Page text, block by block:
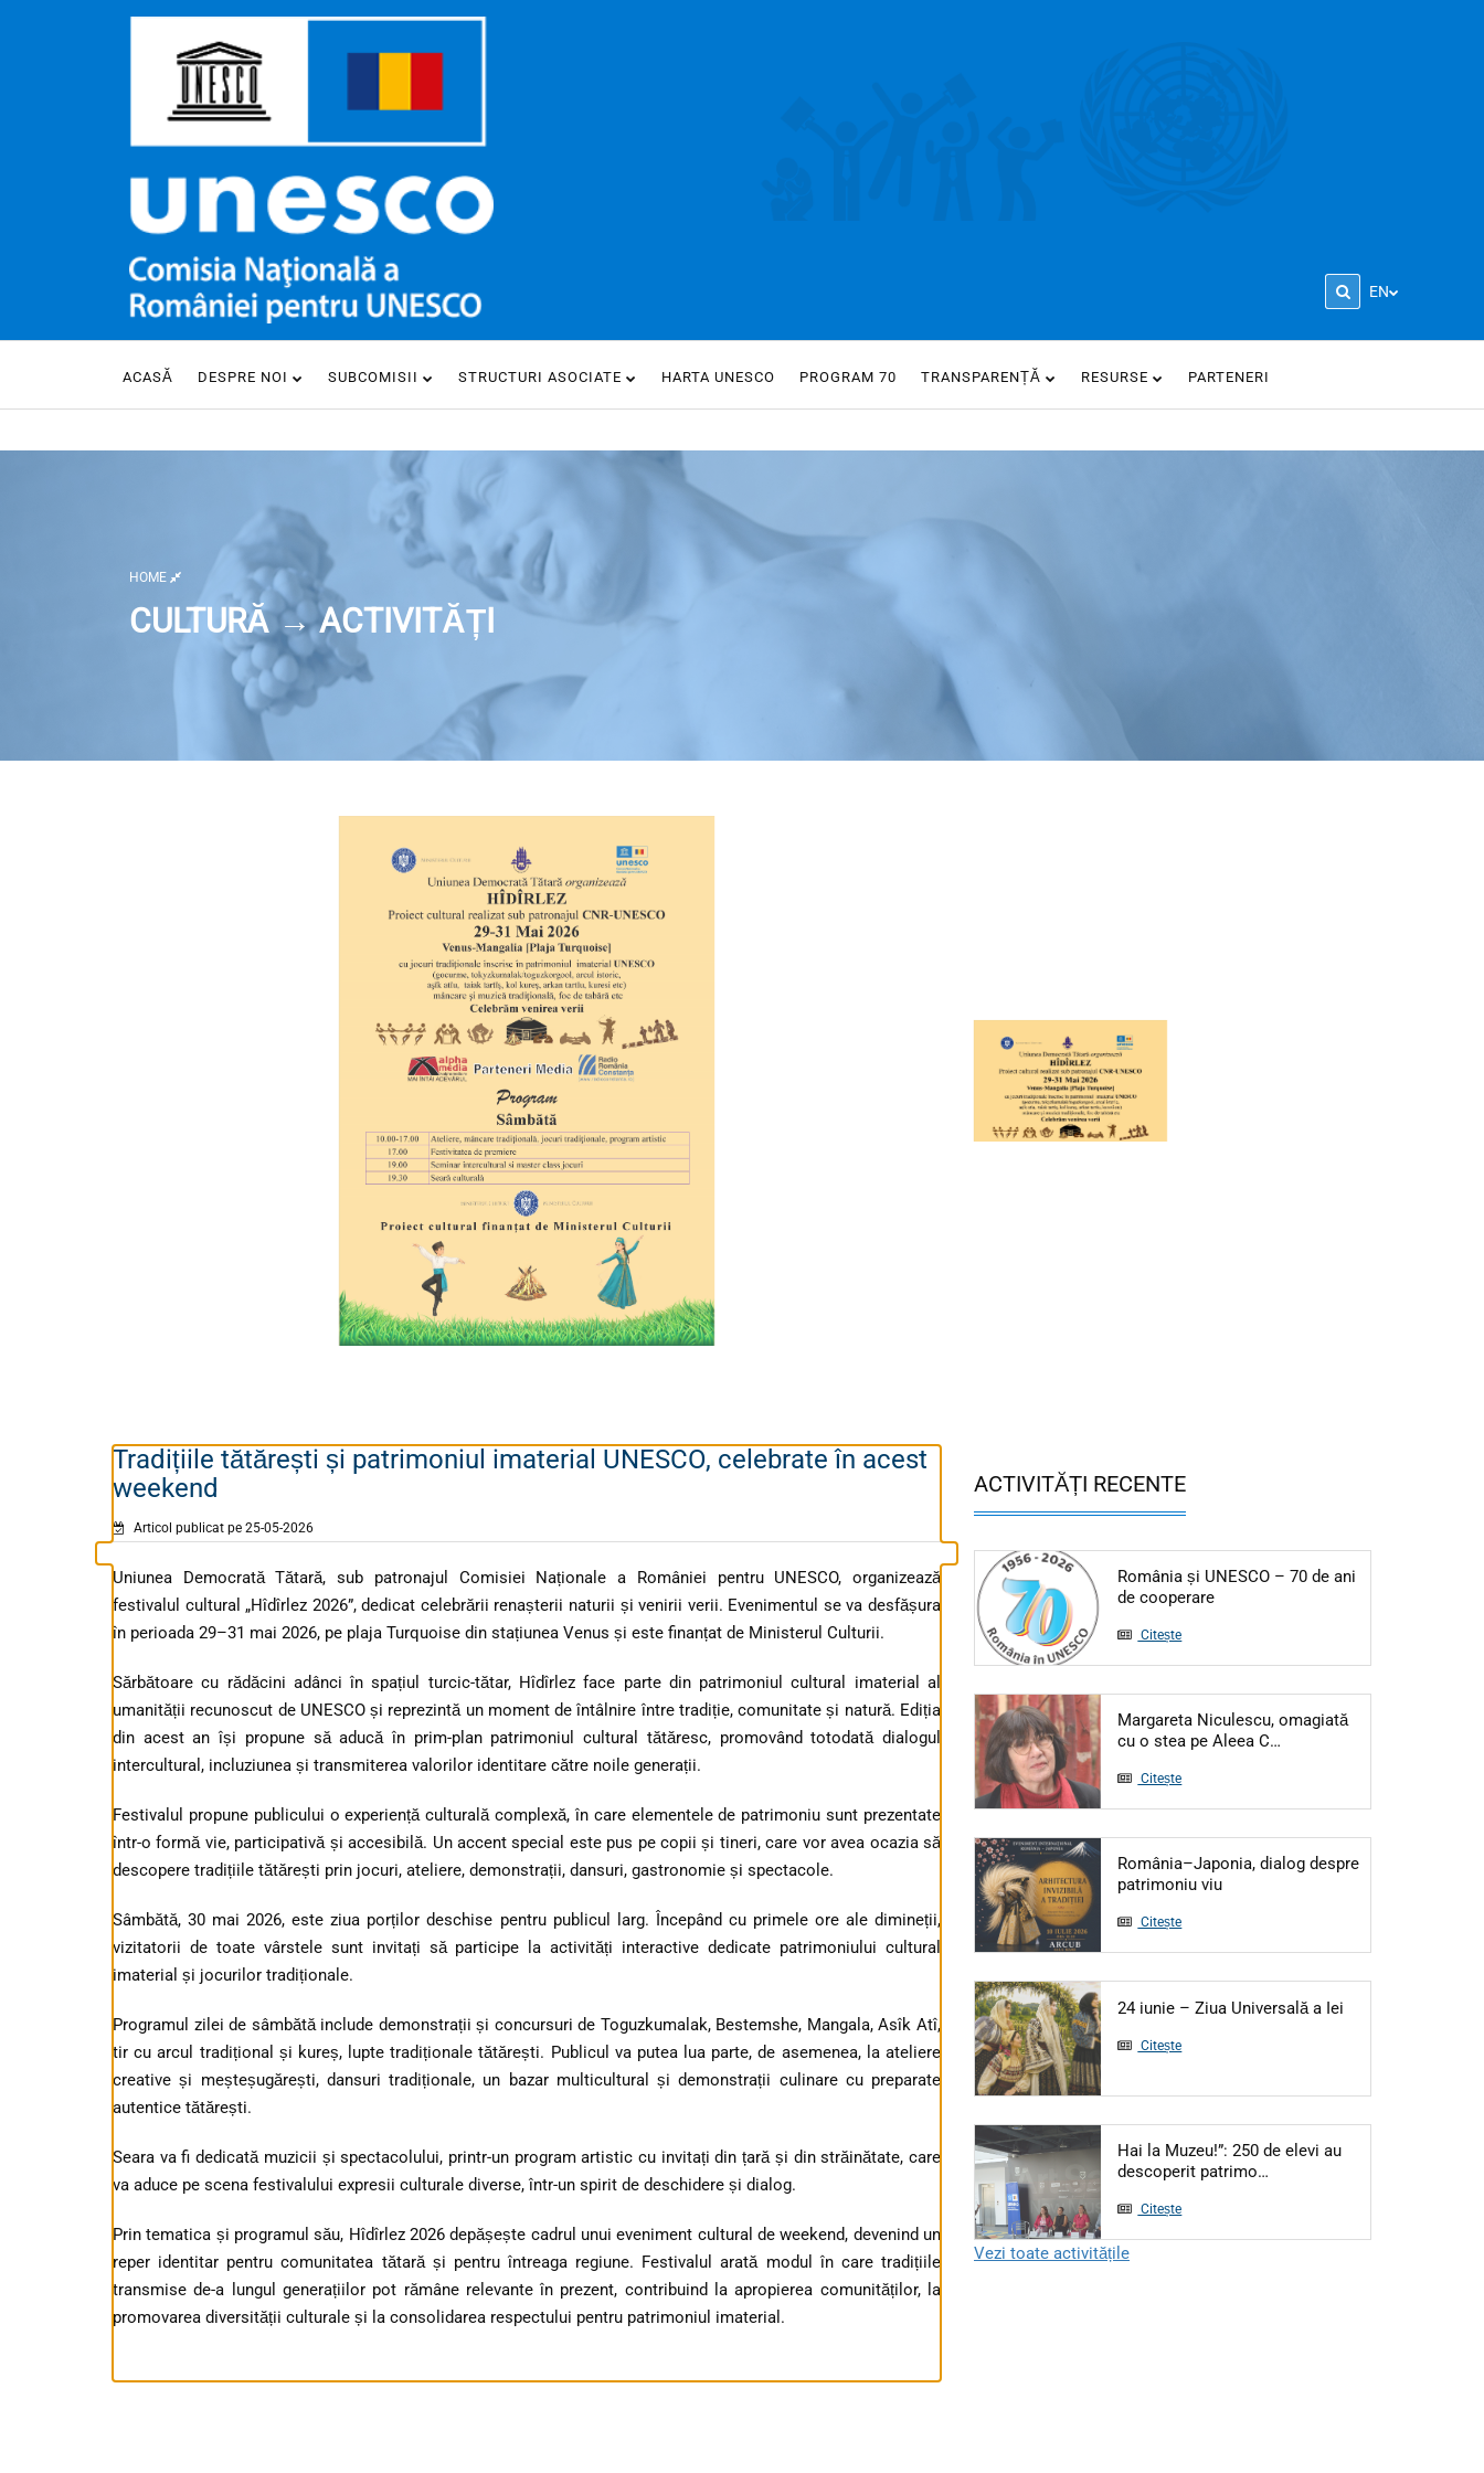
EN
ACASĂ DESPRE NOI SUBCOMISII STRUCTURI ASOCIATE HARTA UNESCO PROGRAM 70 TRANSPARENȚĂ RESURSE PARTENERI
HOME
CULTURĂ → ACTIVITĂȚI
Tradițiile tătărești și patrimoniul imaterial UNESCO, celebrate în acest
weekend
Articol publicat pe 25-05-2026
Uniunea Democrată Tătară, sub patronajul Comisiei Naționale a României pentru UNESCO, organizează
festivalul cultural „Hîdîrlez 2026”, dedicat celebrării renașterii naturii și venirii verii. Evenimentul se va desfășura
în perioada 29–31 mai 2026, pe plaja Turquoise din stațiunea Venus și este finanțat de Ministerul Culturii.
Sărbătoare cu rădăcini adânci în spațiul turcic-tătar, Hîdîrlez face parte din patrimoniul cultural imaterial al
umanității recunoscut de UNESCO și reprezintă un moment de întâlnire între tradiție, comunitate și natură. Ediția
din acest an își propune să aducă în prim-plan patrimoniul cultural tătăresc, promovând totodată dialogul
intercultural, incluziunea și transmiterea valorilor identitare către noile generații.
Festivalul propune publicului o experiență culturală complexă, în care elementele de patrimoniu sunt prezentate
într-o formă vie, participativă și accesibilă. Un accent special este pus pe copii și tineri, care vor avea ocazia să
descopere tradițiile tătărești prin jocuri, ateliere, demonstrații, dansuri, gastronomie și spectacole.
Sâmbătă, 30 mai 2026, este ziua porților deschise pentru publicul larg. Începând cu primele ore ale dimineții,
vizitatorii de toate vârstele sunt invitați să participe la activități interactive dedicate patrimoniului cultural
imaterial și jocurilor tradiționale.
Programul zilei de sâmbătă include demonstrații și concursuri de Toguzkumalak, Bestemshe, Mangala, Asîk Atî,
tir cu arcul tradițional și kureș, lupte tradiționale tătărești. Publicul va putea lua parte, de asemenea, la ateliere
creative și meșteșugărești, dansuri tradiționale, un bazar multicultural și demonstrații culinare cu preparate
autentice tătărești.
Seara va fi dedicată muzicii și spectacolului, printr-un program artistic cu invitați din țară și din străinătate, care
va aduce pe scena festivalului expresii culturale diverse, într-un spirit de deschidere și dialog.
Prin tematica și programul său, Hîdîrlez 2026 depășește cadrul unui eveniment cultural de weekend, devenind un
reper identitar pentru comunitatea tătară și pentru întreaga regiune. Festivalul arată modul în care tradițiile
transmise de-a lungul generațiilor pot rămâne relevante în prezent, contribuind la apropierea comunităților, la
promovarea diversității culturale și la consolidarea respectului pentru patrimoniul imaterial.
ACTIVITĂȚI RECENTE
România și UNESCO – 70 de ani
de cooperareArticol: România și UNESCO – 70
Citește
Margareta Niculescu, omagiată
cu o stea pe Aleea C…
Citește
România–Japonia, dialog despre
patrimoniu viuArticol: România–Japonia, dialog
Citește
24 iunie – Ziua Universală a Iei
Citește
Hai la Muzeu!”: 250 de elevi au
descoperit patrimo…
Citește
Vezi toate activitățile